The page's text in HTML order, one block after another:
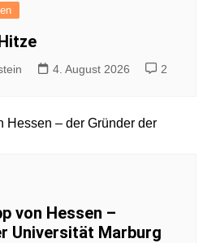
4. August 2026 2
von Hessen –
Universität Marburg